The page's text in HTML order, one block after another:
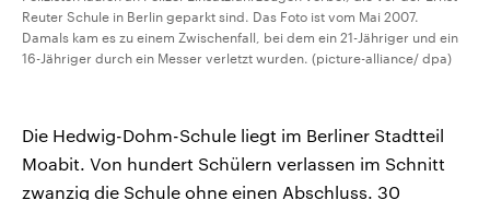
Reuter Schule in Berlin geparkt sind. Das Foto ist vom Mai 2007.
Damals kam es zu einem Zwischenfall, bei dem ein 21-Jähriger und ein
16-Jähriger durch ein Messer verletzt wurden. (picture-alliance/ dpa)
Die Hedwig-Dohm-Schule liegt im Berliner Stadtteil
Moabit. Von hundert Schülern verlassen im Schnitt
zwanzig die Schule ohne einen Abschluss. 30